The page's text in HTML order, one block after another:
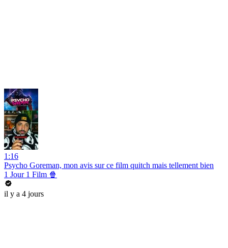
1:16
Psycho Goreman, mon avis sur ce film quitch mais tellement bien
1 Jour 1 Film 🍿
il y a 4 jours